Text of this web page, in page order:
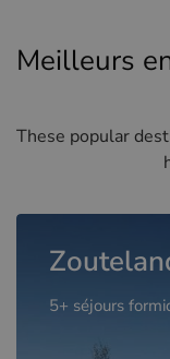
Meilleurs
These popular
5+ séjours